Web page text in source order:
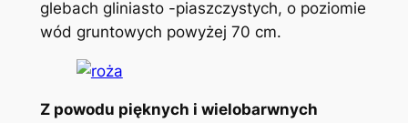
glebach gliniasto -piaszczystych, o poziomie
wód gruntowych powyżej 70 cm.
Z powodu pięknych i wielobarwnych